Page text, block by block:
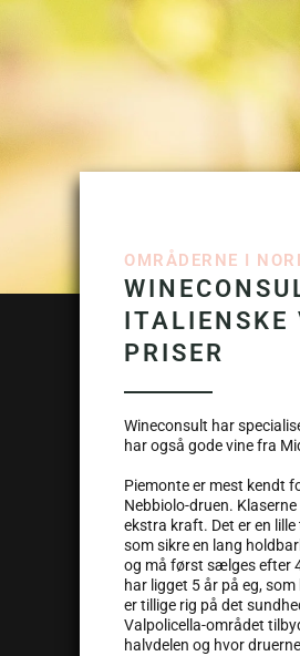
OMRÅDERNE I
PRISER
Wineconsult har
har også gode vine fra
Piemonte er mest kendt
Nebbiolo-druen.
ekstra kraft. Det er en
som sikre en lang
og må først sælges efter
har ligget 5 år på eg,
er tillige rig på det
Valpolicella-området
halvdelen og hvor